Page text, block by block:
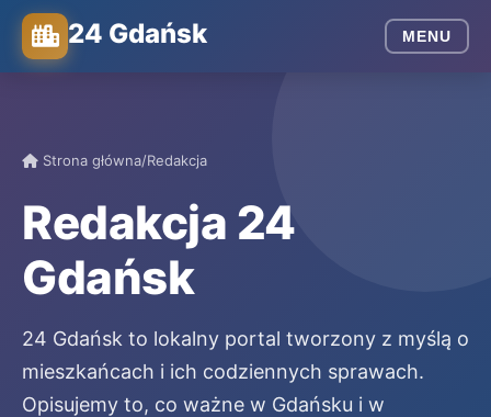
24 Gdańsk MENU
Strona główna/Redakcja
Redakcja 24
Gdańsk
24 Gdańsk to lokalny portal tworzony z myślą o
mieszkańcach i ich codziennych sprawach.
Opisujemy to, co ważne w Gdańsku i w